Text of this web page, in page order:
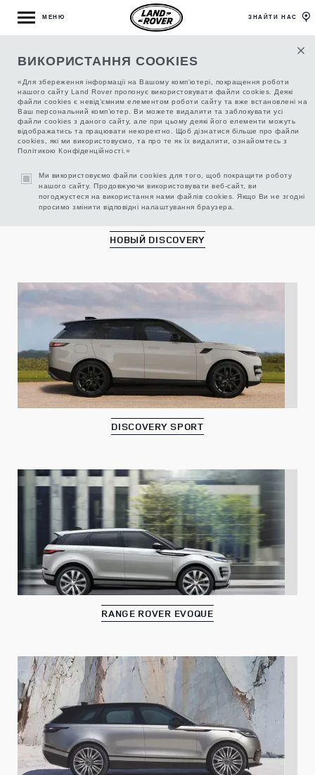
ВИКОРИСТАННЯ COOKIES
«Для збереження інформаціі на Вашому комп’ютері, покращення роботи
нашого сайту Land Rover пропонує використовувати файли cookies. Деякі
файли cookies є невід’ємним елементом роботи сайту та вже встановлені на
Ваш персональний комп’ютер. Ви можете видалити та заблокувати усі
файли cookies з даного сайту, але при цьому деякі його елементи можуть
відображатись та працювати некоректно. Щоб дізнатися більше про файли
cookies, які ми використовуємо, та про те як їх видалити, ознайомтесь з
Політикою Конфіденційності.»
Ми використовуємо файли cookies для того, щоб покращити роботу
нашого сайту. Продовжуючи використовувати веб-сайт, ви
погоджуєтеся на використання нами файлів cookies. Якщо Ви не згодні
просимо змінити відповідні налаштування браузера.
МЕНЮ ЗНАЙТИ НАС
АКСЕССУАРЫ ДЛЯ LAND ROVER
НОВЫЙ DISCOVERY
DISCOVERY SPORT
RANGE ROVER EVOQUE